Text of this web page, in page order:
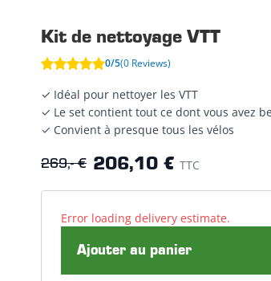
Kit de nettoyage VTT
0/5(0 Reviews)
✓ Idéal pour nettoyer les VTT
✓ Le set contient tout ce dont vous avez
✓ Convient à presque tous les vélos
269,- € 206,10 € TTC
Error loading delivery estimate.
Ajouter au panier